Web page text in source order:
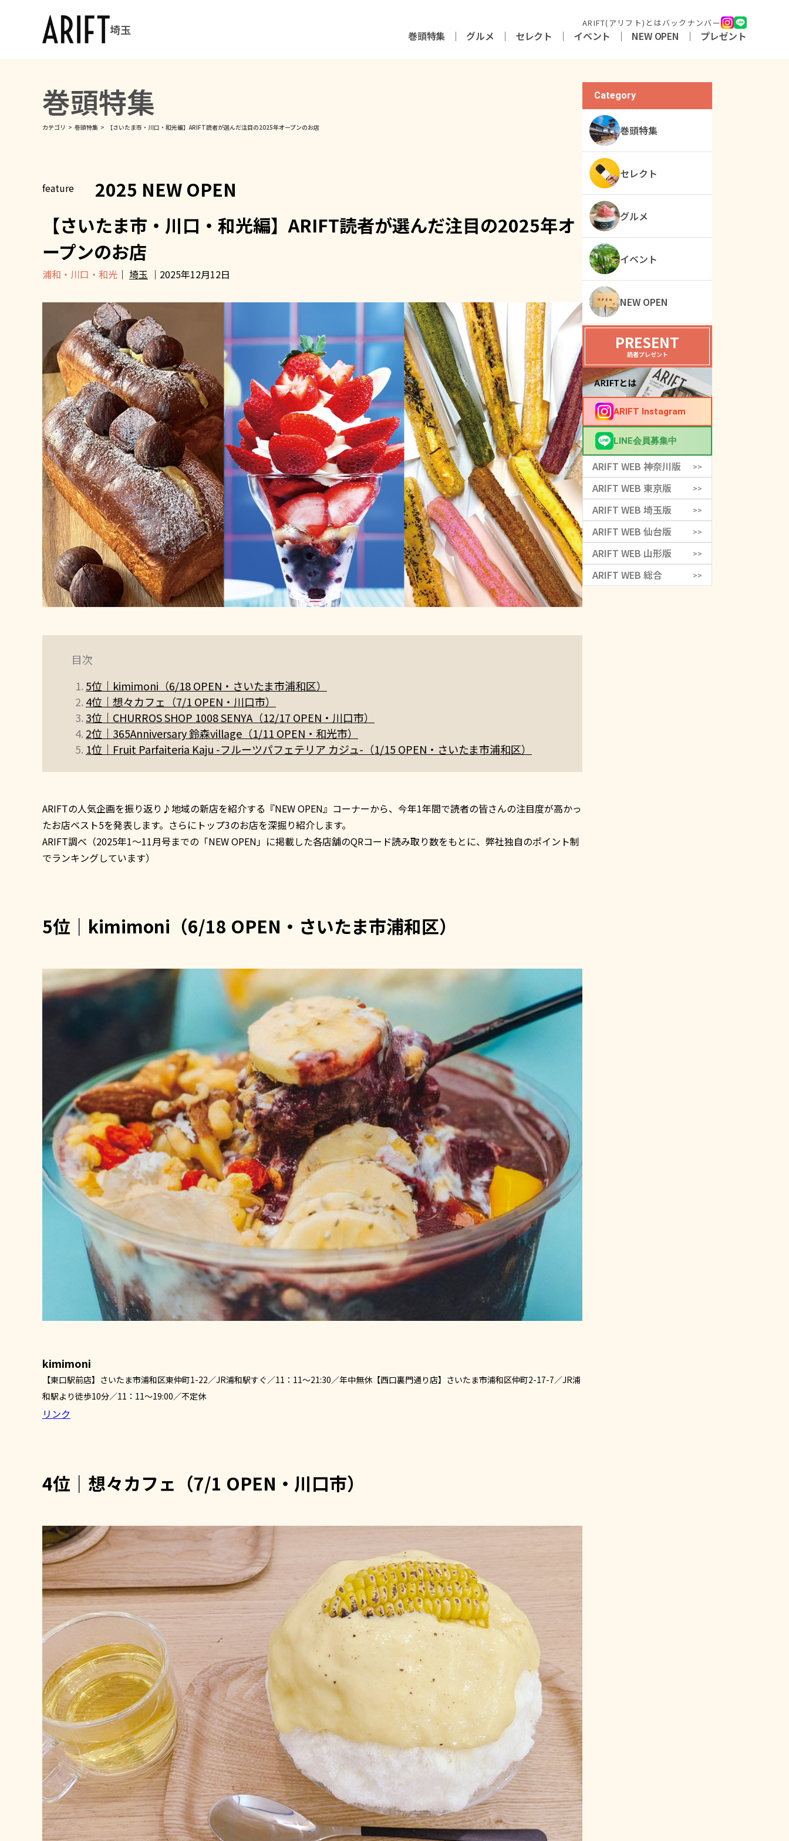
埼玉 ARIFT(アリフト)とはバックナンバー
巻頭特集 グルメ セレクト イベント NEW OPEN プレゼント
巻頭特集
カテゴリ > 巻頭特集 > 【さいたま市・川口・和光編】ARIFT読者が選んだ注目の2025年オープンのお店
2025 NEW OPEN
【さいたま市・川口・和光編】ARIFT読者が選んだ注目の2025年オ
ープンのお店
浦和・川口・和光 ｜ 埼玉 ｜2025年12月12日
目次
5位｜kimimoni（6/18 OPEN・さいたま市浦和区）
4位｜想々カフェ（7/1 OPEN・川口市）
3位｜CHURROS SHOP 1008 SENYA（12/17 OPEN・川口市）
2位｜365Anniversary 鈴森village（1/11 OPEN・和光市）
1位｜Fruit Parfaiteria Kaju -フルーツパフェテリア カジュ-（1/15 OPEN・さいたま市浦和区）
ARIFTの人気企画を振り返り♪地域の新店を紹介する『NEW OPEN』コーナーから、今年1年間で読者の皆さんの注目度が高かっ
たお店ベスト5を発表します。さらにトップ3のお店を深掘り紹介します。
ARIFT調べ（2025年1～11月号までの「NEW OPEN」に掲載した各店舗のQRコード読み取り数をもとに、弊社独自のポイント制
でランキングしています）
5位｜kimimoni（6/18 OPEN・さいたま市浦和区）
kimimoni
【東口駅前店】さいたま市浦和区東仲町1-22／JR浦和駅すぐ／11：11～21:30／年中無休【西口裏門通り店】さいたま市浦和区仲町2-17-7／JR浦
和駅より徒歩10分／11：11～19:00／不定休
リンク
4位｜想々カフェ（7/1 OPEN・川口市）
Category
巻頭特集
セレクト
グルメ
イベント
NEW OPEN
PRESENT
読者プレゼント
ARIFT Instagram
LINE会員募集中
ARIFT WEB 神奈川版 >>
ARIFT WEB 東京版 >>
ARIFT WEB 埼玉版 >>
ARIFT WEB 仙台版 >>
ARIFT WEB 山形版 >>
ARIFT WEB 総合 >>